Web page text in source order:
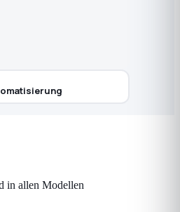
in allen Modellen